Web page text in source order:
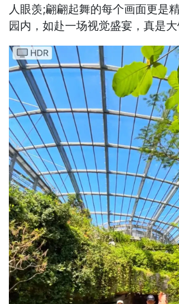
人眼羡;翩翩起舞的每个画面更是
园内，如赴一场视觉盛宴，真是